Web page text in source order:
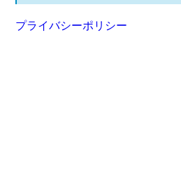
プライバシーポリシー